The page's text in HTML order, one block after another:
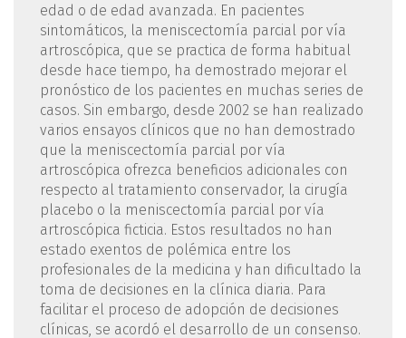
edad o de edad avanzada. En pacientes
sintomáticos, la meniscectomía parcial por vía
artroscópica, que se practica de forma habitual
desde hace tiempo, ha demostrado mejorar el
pronóstico de los pacientes en muchas series de
casos. Sin embargo, desde 2002 se han realizado
varios ensayos clínicos que no han demostrado
que la meniscectomía parcial por vía
artroscópica ofrezca beneficios adicionales con
respecto al tratamiento conservador, la cirugía
placebo o la meniscectomía parcial por vía
artroscópica ficticia. Estos resultados no han
estado exentos de polémica entre los
profesionales de la medicina y han dificultado la
toma de decisiones en la clínica diaria. Para
facilitar el proceso de adopción de decisiones
clínicas, se acordó el desarrollo de un consenso.